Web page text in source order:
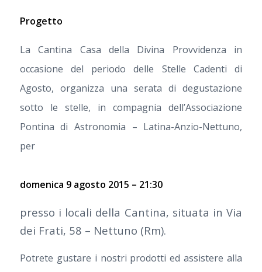
Progetto
La Cantina Casa della Divina Provvidenza in
occasione del periodo delle Stelle Cadenti di
Agosto, organizza una serata di degustazione
sotto le stelle, in compagnia dell’Associazione
Pontina di Astronomia – Latina-Anzio-Nettuno,
per
domenica 9 agosto 2015 – 21:30
presso i locali della Cantina, situata in Via
dei Frati, 58 – Nettuno (Rm).
Potrete gustare i nostri prodotti ed assistere alla